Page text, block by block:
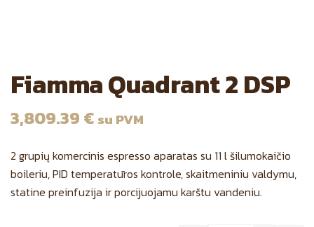
Fiamma Quadrant 2 DSP
3,809.39 € su PVM
2 grupių komercinis espresso aparatas su 11 l šilumokaičio
boileriu, PID temperatūros kontrole, skaitmeniniu valdymu,
statine preinfuzija ir porcijuojamu karštu vandeniu.